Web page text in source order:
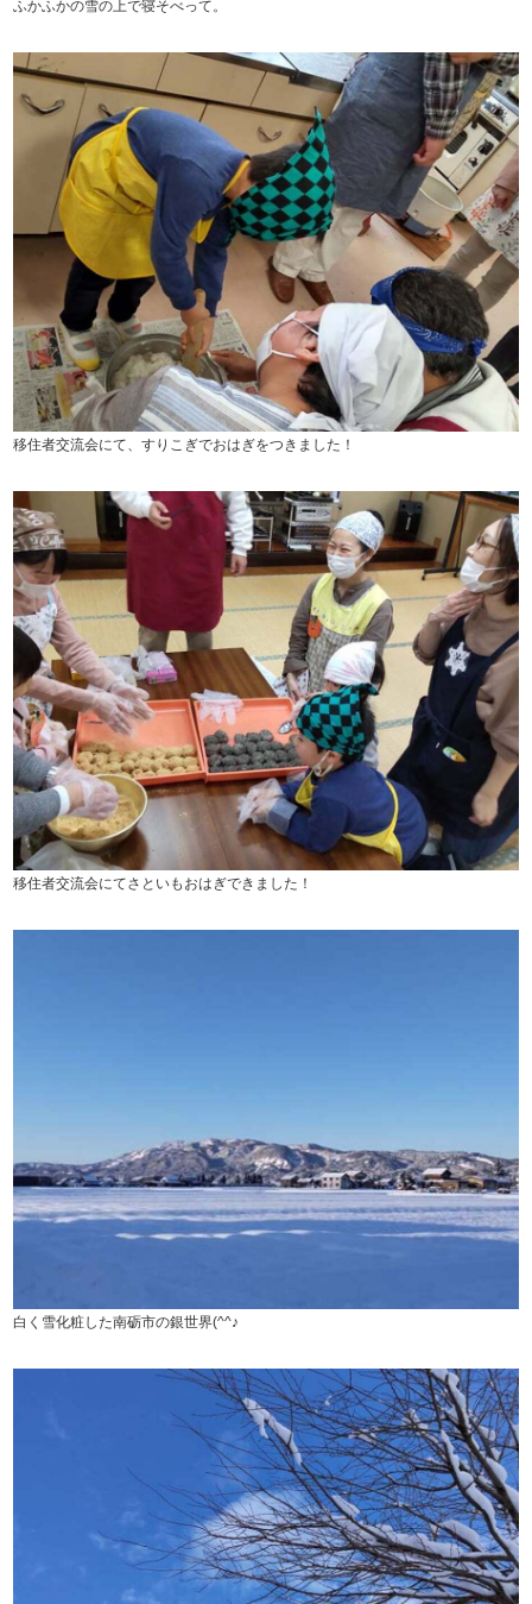
ふかふかの雪の上で寝そべって。
移住者交流会にて、すりこぎでおはぎをつきました！
移住者交流会にてさといもおはぎできました！
白く雪化粧した南砺市の銀世界(^^♪